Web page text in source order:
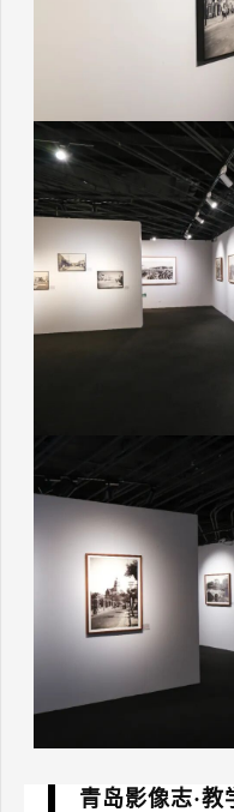
青岛影像志·教